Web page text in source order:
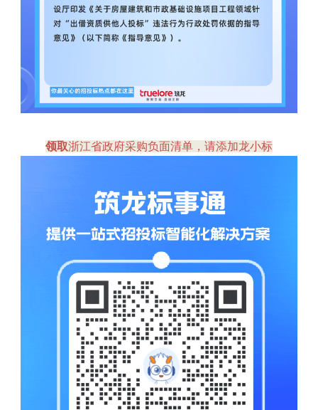
领取浙江省政府采购负面清单 ，请添加龙小标